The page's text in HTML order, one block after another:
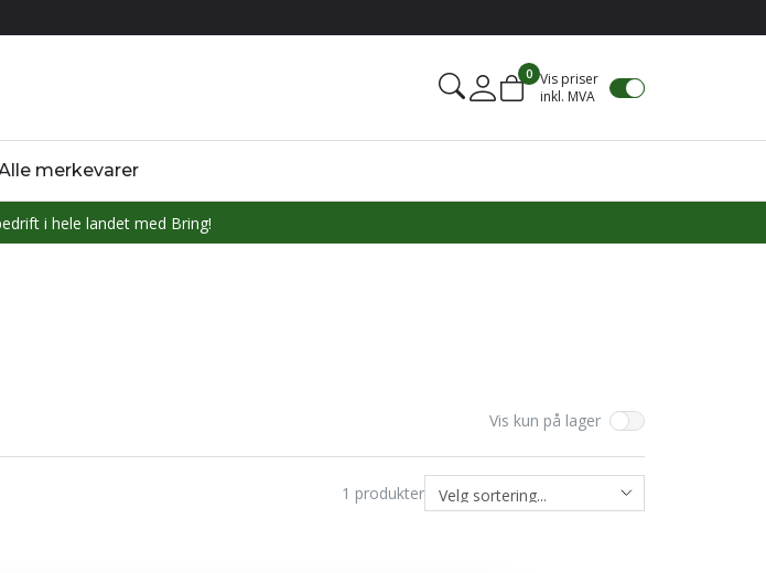
Mine sider
0 Vis priser
inkl. MVA
merkevarer
i hele landet med Bring!
Vis kun på lager
1 produkter